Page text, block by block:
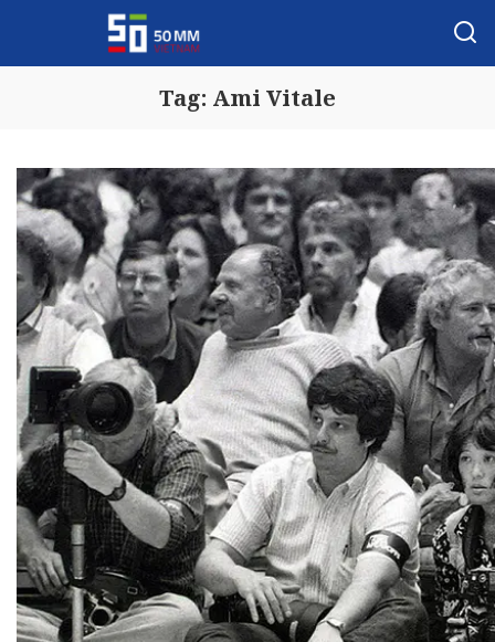
Tag: Ami Vitale